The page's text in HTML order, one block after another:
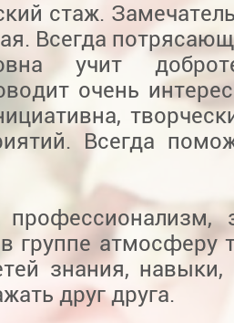
стаж.
Всегда
учит
очень
Всегда
группе атмосферу
знания, навыки,
друг друга.